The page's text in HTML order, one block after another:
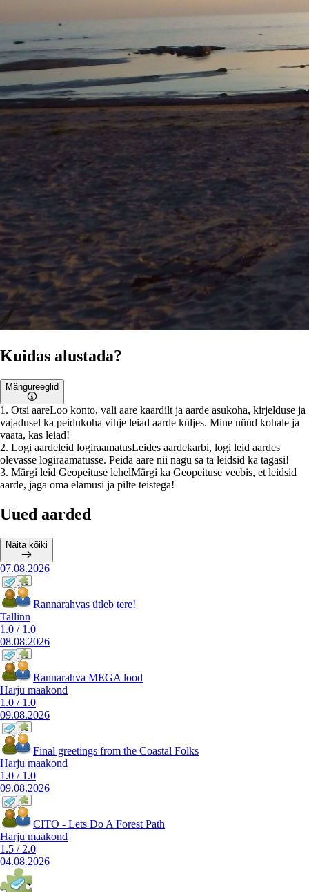
Kuidas alustada?
Mängureeglid
1 . Otsi aareLoo konto, vali aare kaardilt ja aarde asukoha, kirjelduse ja
vajadusel ka peidukoha vihje leiad aarde küljes. Mine nüüd kohale ja
vaata, kas leiad!
2. Logi aardeleid logiraamatusLeides aardekarbi, logi leid aardes
olevasse logiraamatusse. Peida aare nii nagu sa ta leidsid ka tagasi!
3. Märgi leid Geopeituse lehelMärgi ka Geopeituse veebis, et leidsid
aarde, jaga oma elamusi ja pilte teistega!
Uued aarded
Näita kõiki
07.08.2026
Rannarahvas ütleb tere!
Tallinn
1.0 / 1.0
08.08.2026
Rannarahva MEGA lood
Harju maakond
1.0 / 1.0
09.08.2026
Final greetings from the Coastal Folks
Harju maakond
1.0 / 1.0
09.08.2026
CITO - Lets Do A Forest Path
Harju maakond
1.5 / 2.0
04.08.2026